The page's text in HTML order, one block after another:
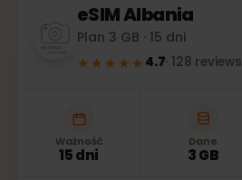
eSIMAlbania
Plan 3 GB · 15 dni
★★★★★ 4.7· 128 reviews
Ważność
15 dni
Dane
3 GB